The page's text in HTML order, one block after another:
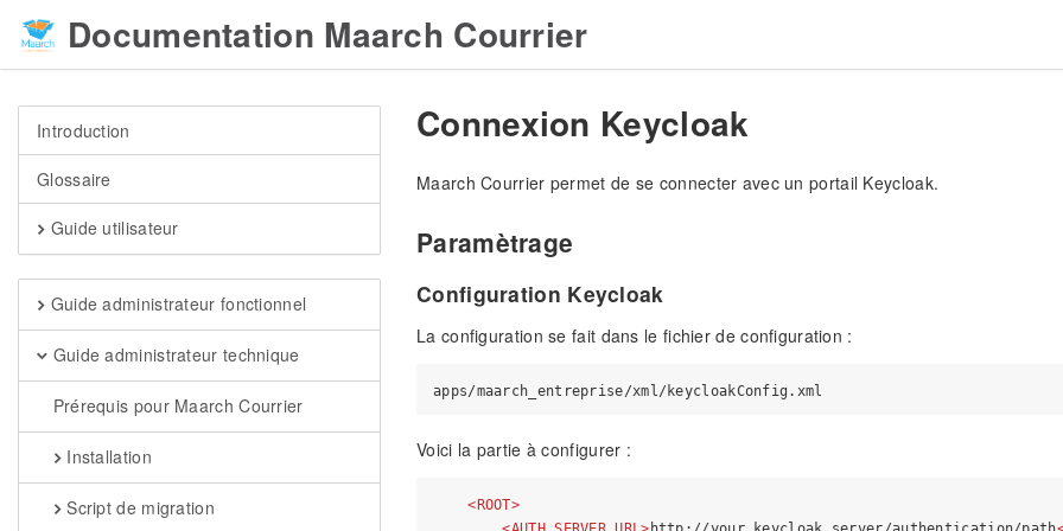
Documentation Maarch Courrier
Introduction
Glossaire
Guide utilisateur
Guide administrateur fonctionnel
Guide administrateur technique
Prérequis pour Maarch Courrier
Installation
Script de migration
Connexion Keycloak
Maarch Courrier permet de se connecter avec un portail Keycloak.
Paramètrage
Configuration Keycloak
La configuration se fait dans le fichier de configuration :
Voici la partie à configurer :
< ROOT>